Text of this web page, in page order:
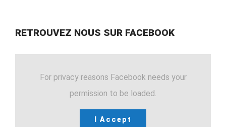
RETROUVEZ NOUS SUR FACEBOOK
For privacy reasons Facebook needs your
permission to be loaded.
I Accept